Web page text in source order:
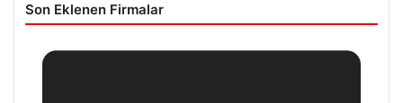
Son Eklenen Firmalar